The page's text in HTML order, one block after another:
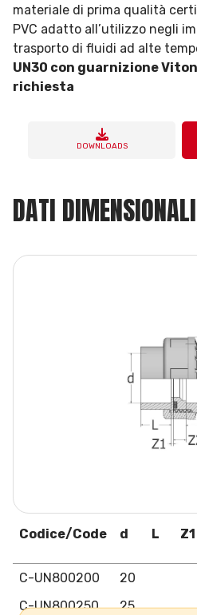
materiale di prima qualità
PVC adatto all’utilizzo negli
trasporto di fluidi ad alte
UN30 con guarnizione
richiesta
DOWNLOADS
DATI DIMENSIONALI
Codice/Code d L Z1
C-UN800200
20
C-UN800250
25